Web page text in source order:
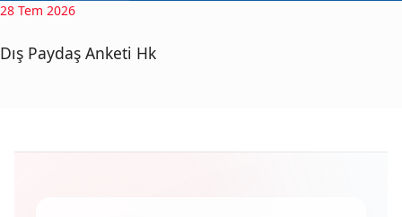
28 Tem 2026
Dış Paydaş Anketi Hk